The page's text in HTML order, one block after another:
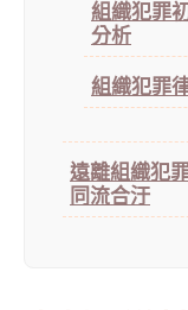
組織犯罪
分析
組織犯罪
遠離組織犯
同流合汙